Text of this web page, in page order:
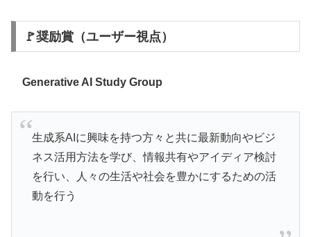
🚩奨励賞（ユーザー視点）
Generative AI Study Group
生成系AIに興味を持つ方々と共に最新動向やビジ
ネス活用方法を学び、情報共有やアイディア検討
を行い、人々の生活や社会を豊かにするための活
動を行う